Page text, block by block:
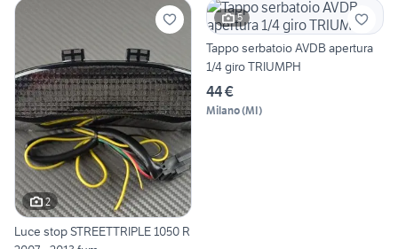
2
Luce stop STREETTRIPLE 1050 R
5
Tappo serbatoio AVDB apertura
1/4 giro TRIUMPH
44 €
Milano(MI)